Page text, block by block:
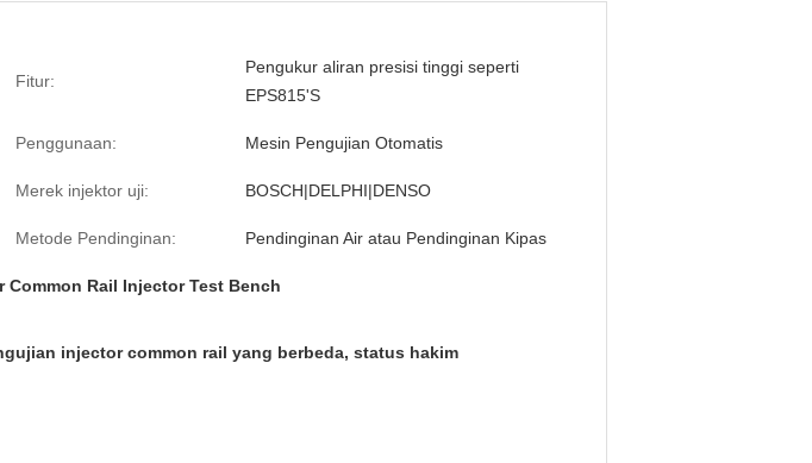
Fitur:
Pengukur aliran presisi tinggi seperti
EPS815'S
Penggunaan: Mesin Pengujian Otomatis
Merek injektor uji: BOSCH|DELPHI|DENSO
Metode Pendinginan: Pendinginan Air atau Pendinginan Kipas
Common Rail Injector Test Bench
injector common rail yang berbeda, status hakim